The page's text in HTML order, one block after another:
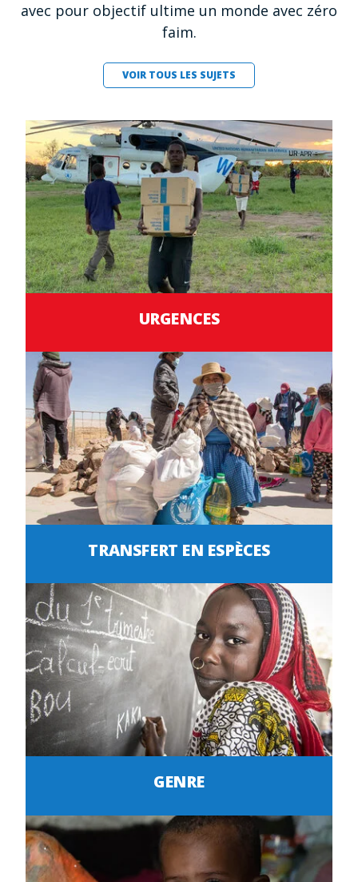
avec pour objectif ultime un monde avec zéro
faim.
VOIR TOUS LES SUJETS
URGENCES
TRANSFERT EN ESPÈCES
GENRE